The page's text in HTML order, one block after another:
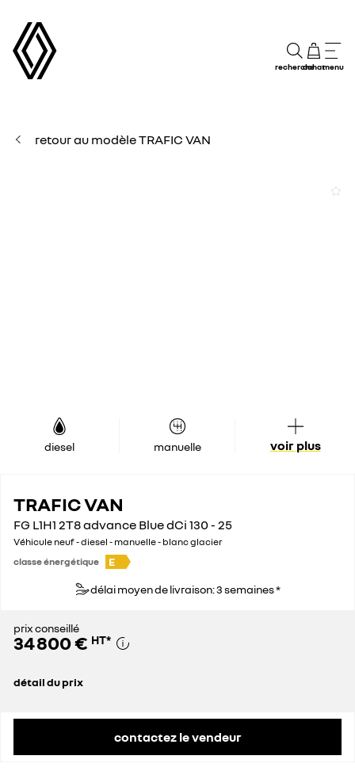
rechercheachatmenu
retour au modèle TRAFIC VAN
diesel manuelle voir plus
TRAFIC VAN
FG L1H1 2T8 advance Blue dCi 130 - 25
Véhicule neuf - diesel - manuelle - blanc glacier
classe énergétique
E
délai moyen de livraison: 3 semaines *
prix conseillé
34 800 € HT*
détail du prix
contactez le vendeur